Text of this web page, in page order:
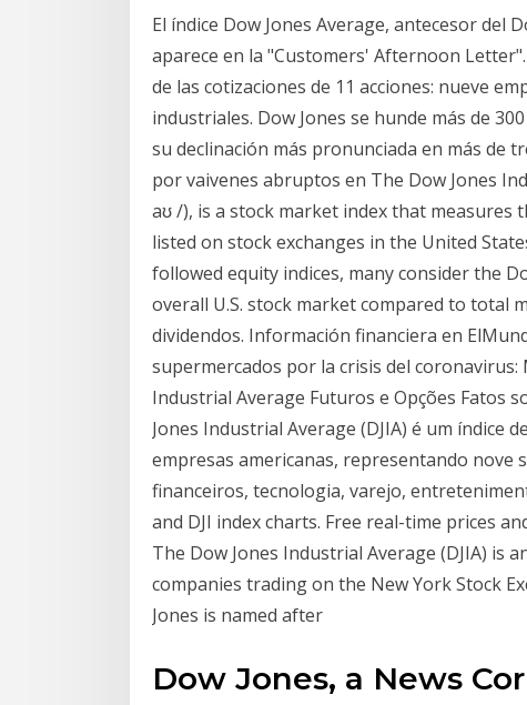
El índice Dow Jones Average, antecesor del
aparece en la "Customers' Afternoon
de las cotizaciones de 11 acciones: nueve
industriales. Dow Jones se hunde más de
su declinación más pronunciada en más de
por vaivenes abruptos en The Dow Jones
aʊ /), is a stock market index that
listed on stock exchanges in the United
followed equity indices, many consider the
overall U.S. stock market compared to total
dividendos. Información financiera en
supermercados por la crisis del coronavirus:
Industrial Average Futuros e Opções Fatos
Jones Industrial Average (DJIA) é um índice
empresas americanas, representando nove
financeiros, tecnologia, varejo,
and DJI index charts. Free real-time prices
The Dow Jones Industrial Average (DJIA) is
companies trading on the New York Stock
Jones is named after
Dow Jones, a News